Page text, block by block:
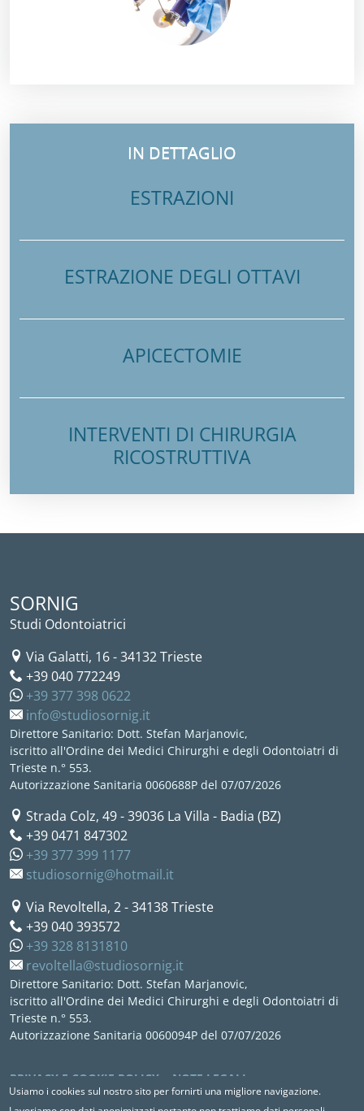
IN DETTAGLIO
ESTRAZIONI
ESTRAZIONE DEGLI OTTAVI
APICECTOMIE
INTERVENTI DI CHIRURGIA
RICOSTRUTTIVA
SORNIG
Studi Odontoiatrici
Via Galatti, 16-34132Trieste
+39 040 772249
+39 377 398 0622
info@studiosornig.it
Direttore Sanitario: Dott. Stefan Marjanovic,
iscritto all'Ordine dei Medici Chirurghi e degli Odontoiatri di
Trieste n.° 553.
Autorizzazione Sanitaria 0060688P del 07/07/2026
Strada Colz, 49-39036 La Villa - Badia (BZ)
+39 0471 847302
+39 377 399 1177
studiosornig@hotmail.it
Via Revoltella, 2-34138Trieste
+39 040 393572
+39 328 8131810
revoltella@studiosornig.it
Direttore Sanitario: Dott. Stefan Marjanovic,
iscritto all'Ordine dei Medici Chirurghi e degli Odontoiatri di
Trieste n.° 553.
Autorizzazione Sanitaria 0060094P del 07/07/2026
<NONE>
PRIVACY E COOKIE POLICY NOTE LEGALI
Usiamo i cookies sul nostro sito per fornirti una migliore navigazione.